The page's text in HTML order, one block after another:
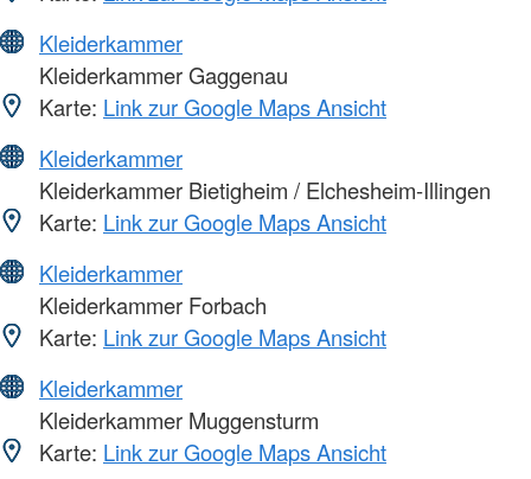
Kleiderkammer
Kleiderkammer Gaggenau
Karte: Link zur Google Maps Ansicht
Kleiderkammer
Kleiderkammer Bietigheim / Elchesheim-Illingen
Karte: Link zur Google Maps Ansicht
Kleiderkammer
Kleiderkammer Forbach
Karte: Link zur Google Maps Ansicht
Kleiderkammer
Kleiderkammer Muggensturm
Karte: Link zur Google Maps Ansicht